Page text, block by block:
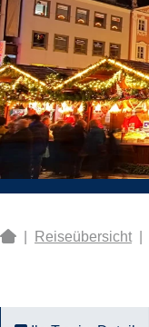
Reiseübersicht